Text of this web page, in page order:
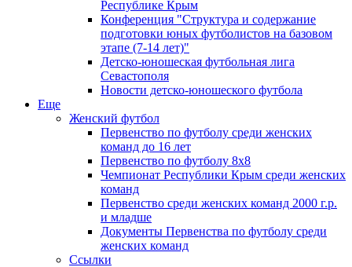
Республике Крым
Конференция "Структура и содержание
подготовки юных футболистов на базовом
этапе (7-14 лет)"
Детско-юношеская футбольная лига
Севастополя
Новости детско-юношеского футбола
Еще
Женский футбол
Первенство по футболу среди женских
команд до 16 лет
Первенство по футболу 8х8
Чемпионат Республики Крым среди женских
команд
Первенство среди женских команд 2000 г.р.
и младше
Документы Первенства по футболу среди
женских команд
Ссылки